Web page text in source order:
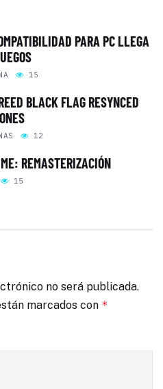
PARA PC LLEGA
15
BLACK FLAG RESYNCED
12
REMASTERIZACIÓN
15
no será publicada.
marcados con *